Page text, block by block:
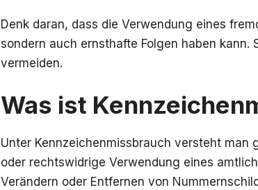
Denk daran, dass die Verwendung eines
sondern auch ernsthafte Folgen haben
vermeiden.
Was ist
Unter Kennzeichenmissbrauch versteht man
oder rechtswidrige Verwendung eines
Verändern oder Entfernen von